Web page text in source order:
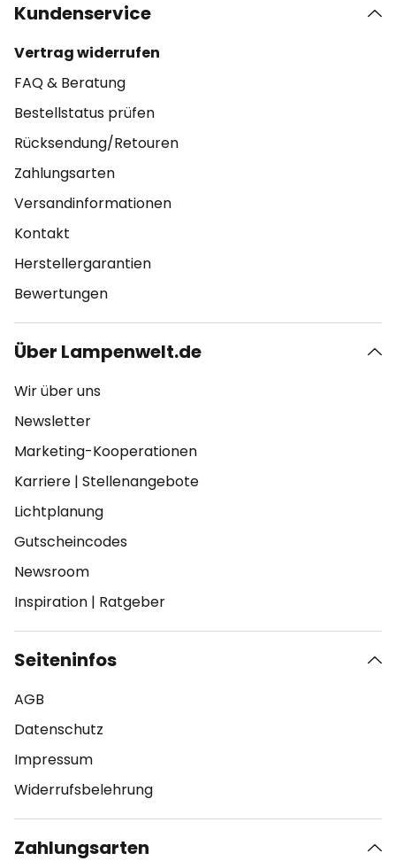
Kundenservice
Vertrag widerrufen
FAQ & Beratung
Bestellstatus prüfen
Rücksendung/Retouren
Zahlungsarten
Versandinformationen
Kontakt
Herstellergarantien
Bewertungen
Über Lampenwelt.de
Wir über uns
Newsletter
Marketing-Kooperationen
Karriere | Stellenangebote
Lichtplanung
Gutscheincodes
Newsroom
Inspiration | Ratgeber
Seiteninfos
AGB
Datenschutz
Impressum
Widerrufsbelehrung
Zahlungsarten